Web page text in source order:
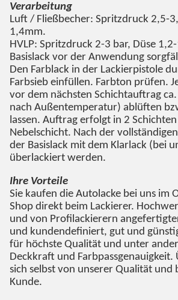
Verarbeitung
Luft / Fließbecher: Spritzdruck 2,5-
1,4mm.
HVLP: Spritzdruck 2-3 bar, Düse
Basislack vor der Anwendung
Den Farblack in der Lackierpistole
Farbsieb einfüllen. Farbton prüfen.
vor dem nächsten Schichtauftrag
nach Außentemperatur) ablüften
lassen. Auftrag erfolgt in 2
Nebelschicht. Nach der
der Basislack mit dem Klarlack (bei
überlackiert werden.
Ihre Vorteile
Sie kaufen die Autolacke bei uns im
Shop direkt beim Lackierer.
und von Profilackierern
und kundendefiniert, gut und
für höchste Qualität und unter
Deckkraft und Farbpassgenauigkeit.
sich selbst von unserer Qualität und
Kunde.